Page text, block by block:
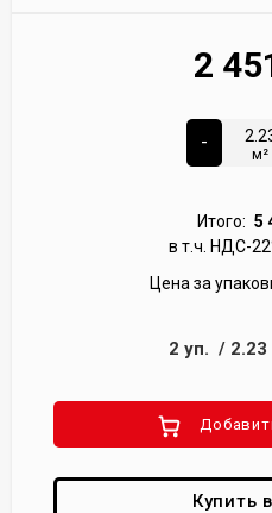
2
-
м²
Итого: 5
в т.ч. НДС-
Цена за
2 уп. / 2.23
Купить